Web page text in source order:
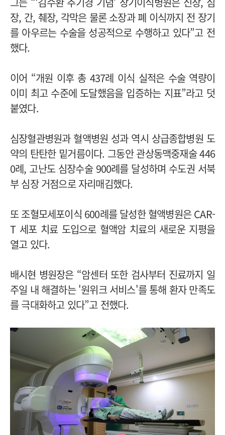
장, 간, 췌장, 각막은 물론 소장과 폐 이식까지 전 장기
를 아우르는 수술을 성공적으로 수행하고 있다”고 전
했다.
이어 “개원 이후 총 437례 이식 실적은 수술 역량이
이미 최고 수준에 도달했음을 입증하는 지표”라고 덧
붙였다.
심장혈관병원과 혈액병원 성과 역시 상급종합병원 도
약의 탄탄한 밑거름이다. 그동안 관상동맥중재술 446
0례, 고난도 심장수술 900례를 달성하며 수도권 서북
부 심장 거점으로 자리매김했다.
또 조혈모세포이식 600례를 달성한 혈액병원은 CAR-
T 세포 치료 도입으로 혈액암 치료의 새로운 지평을
열고 있다.
배시현 병원장은 “암센터 또한 검사부터 진료까지 일
주일 내 해결하는 '원위크 서비스'를 통해 환자 만족도
를 극대화하고 있다”고 전했다.